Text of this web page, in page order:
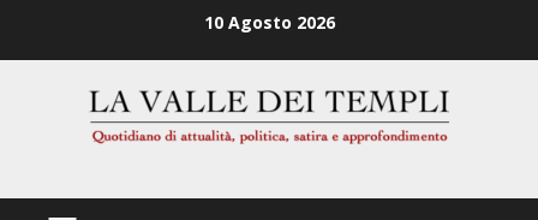
10 Agosto 2026